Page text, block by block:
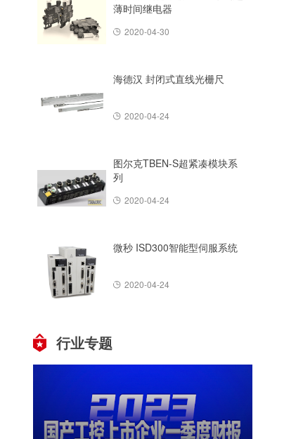
薄时间继电器
2020-04-30
海德汉 封闭式直线光栅尺
2020-04-24
图尔克TBEN-S超紧凑模块系
列
2020-04-24
微秒 ISD300智能型伺服系统
2020-04-24
行业专题